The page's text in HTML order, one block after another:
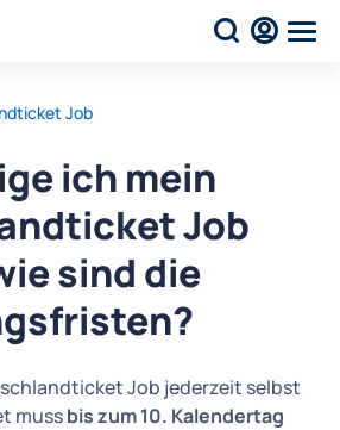
Job
ich mein
Job
sind die
Job jederzeit selbst
mussbis zum 10. Kalendertag